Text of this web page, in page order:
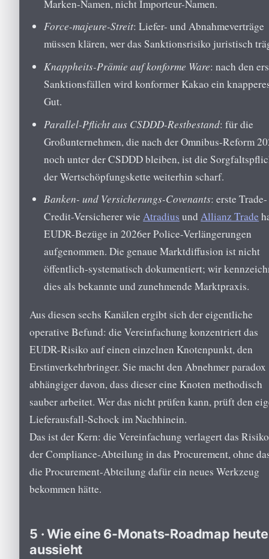
Marken-Namen, nicht Importeur-Namen.
Force-majeure-Streit: Liefer- und Abnahmeverträge
müssen klären, wer das Sanktionsrisiko juristisch
Knappheits-Prämie auf konforme Ware: nach den
Sanktionsfällen wird konformer Kakao ein
Gut.
Parallel-Pflicht aus CSDDD-Restbestand: für die
Großunternehmen, die nach der Omnibus-Reform
noch unter der CSDDD bleiben, ist die
der Wertschöpfungskette weiterhin scharf.
Banken- und Versicherungs-Covenants: erste Trade-
Credit-Versicherer wieAtradius undAllianz Trade
EUDR-Bezüge in 2026er Police-Verlängerungen
aufgenommen. Die genaue Marktdiffusion ist nicht
öffentlich-systematisch dokumentiert; wir
dies als bekannte und zunehmende Marktpraxis.
Aus diesen sechs Kanälen ergibt sich der eigentliche
operative Befund: die Vereinfachung konzentriert das
EUDR-Risiko auf einen einzelnen Knotenpunkt, den
Erstinverkehrbringer. Sie macht den Abnehmer paradox
abhängiger davon, dass dieser eine Knoten methodisch
sauber arbeitet. Wer das nicht prüfen kann, prüft den
Lieferausfall-Schock im Nachhinein.
Das ist der Kern: die Vereinfachung verlagert das
der Compliance-Abteilung in das Procurement, ohne
die Procurement-Abteilung dafür ein neues Werkzeug
bekommen hätte.
5 · Wie eine 6-Monats-Roadmap heute
aussieht